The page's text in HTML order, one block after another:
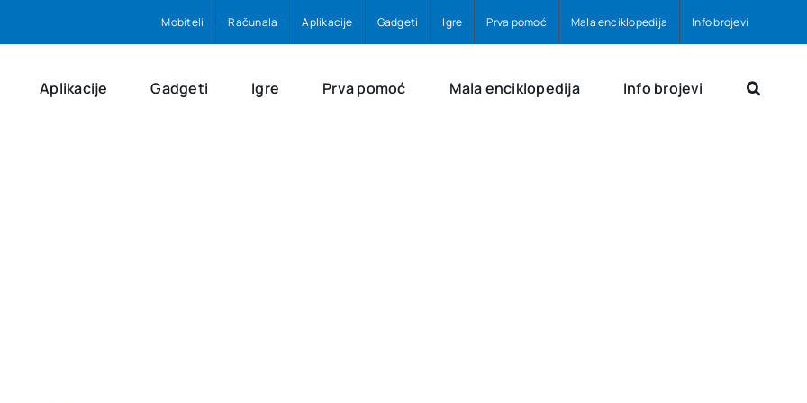
Mobiteli Računala Aplikacije Gadgeti Igre Prva pomoć Mala enciklopedija Info brojevi
Aplikacije Gadgeti Igre Prva pomoć Mala enciklopedija Info brojevi